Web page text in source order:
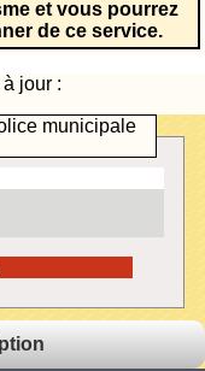
et vous pourrez
de ce service.
jour :
municipale